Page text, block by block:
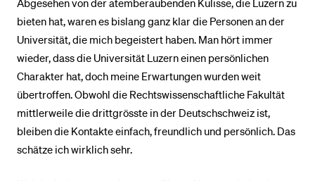
bieten hat, waren es bislang ganz klar die Personen an der
Universität, die mich begeistert haben. Man hört immer
wieder, dass die Universität Luzern einen persönlichen
Charakter hat, doch meine Erwartungen wurden weit
übertroffen. Obwohl die Rechtswissenschaftliche Fakultät
mittlerweile die drittgrösste in der Deutschschweiz ist,
bleiben die Kontakte einfach, freundlich und persönlich. Das
schätze ich wirklich sehr.